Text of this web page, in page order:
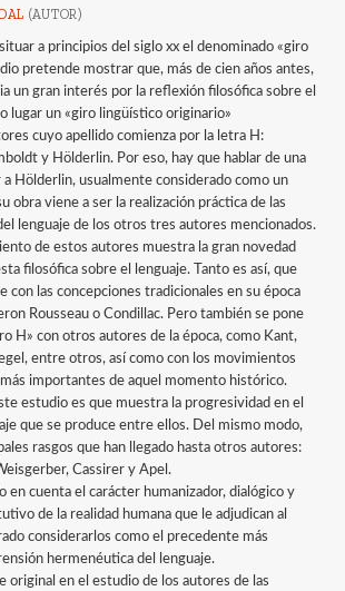
(AUTOR)
a principios del siglo xx el denominado «giro
pretende mostrar que, más de cien años antes,
un gran interés por la reflexión filosófica sobre el
lugar un «giro lingüístico originario»
cuyo apellido comienza por la letra H:
y Hölderlin. Por eso, hay que hablar de una
a Hölderlin, usualmente considerado como un
obra viene a ser la realización práctica de las
lenguaje de los otros tres autores mencionados.
de estos autores muestra la gran novedad
filosófica sobre el lenguaje. Tanto es así, que
las concepciones tradicionales en su época
Rousseau o Condillac. Pero también se pone
H» con otros autores de la época, como Kant,
entre otros, así como con los movimientos
importantes de aquel momento histórico.
estudio es que muestra la progresividad en el
que se produce entre ellos. Del mismo modo,
rasgos que han llegado hasta otros autores:
Cassirer y Apel.
en cuenta el carácter humanizador, dialógico y
de la realidad humana que le adjudican al
considerarlos como el precedente más
hermenéutica del lenguaje.
original en el estudio de los autores de las